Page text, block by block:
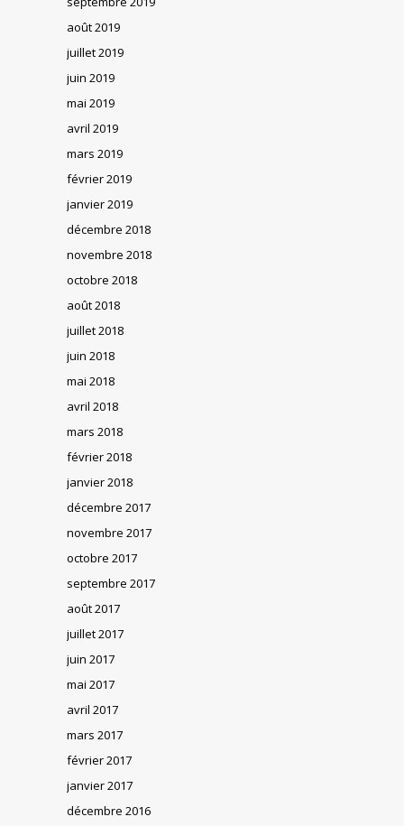
août 2019
juillet 2019
juin 2019
mai 2019
avril 2019
mars 2019
février 2019
janvier 2019
décembre 2018
novembre 2018
octobre 2018
août 2018
juillet 2018
juin 2018
mai 2018
avril 2018
mars 2018
février 2018
janvier 2018
décembre 2017
novembre 2017
octobre 2017
septembre 2017
août 2017
juillet 2017
juin 2017
mai 2017
avril 2017
mars 2017
février 2017
janvier 2017
décembre 2016